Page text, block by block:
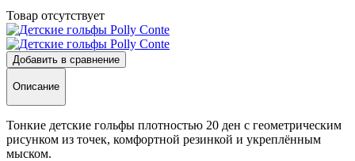
Товар отсутствует
Добавить в сравнение
Описание
Тонкие детские гольфы плотностью 20 ден с геометрическим
рисунком из точек, комфортной резинкой и укреплённым
мыском.